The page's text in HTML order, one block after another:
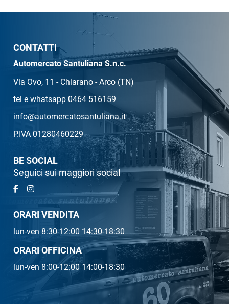
CONTATTI
Automercato Santuliana S.n.c.
Via Ovo, 11 - Chiarano - Arco (TN)
tel e whatsapp 0464 516159
info@automercatosantuliana.it
P.IVA 01280460229
BE SOCIAL
Seguici sui maggiori social
ORARI VENDITA
lun-ven 8:30-12:00 14:30-18:30
ORARI OFFICINA
lun-ven 8:00-12:00 14:00-18:30